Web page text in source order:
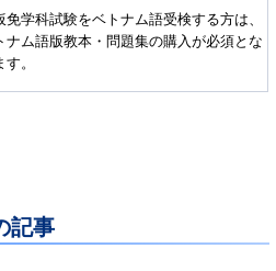
学科試験をベトナム語受検する方は、
ナム語版教本・問題集の購入が必須とな
す。
記事